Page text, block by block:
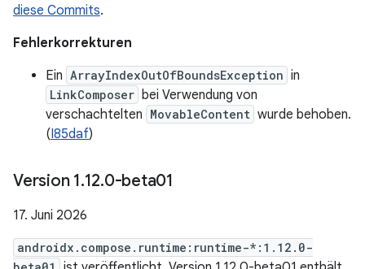
diese Commits.
Fehlerkorrekturen
Ein ArrayIndexOutOfBoundsException in
LinkComposer bei Verwendung von
verschachtelten MovableContent wurde behoben.
(I85daf)
Version 1.12.0-beta01
17. Juni 2026
androidx.compose.runtime:runtime-*:1.12.0-